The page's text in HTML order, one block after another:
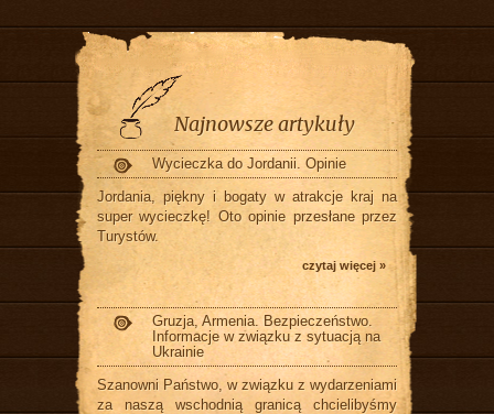
Najnowsze artykuły
Wycieczka do Jordanii. Opinie
Jordania, piękny i bogaty w atrakcje kraj na
super wycieczkę! Oto opinie przesłane przez
Turystów.
czytaj więcej »
Gruzja, Armenia. Bezpieczeństwo.
Informacje w związku z sytuacją na
Ukrainie
Szanowni Państwo, w związku z wydarzeniami
za naszą wschodnią granicą chcielibyśmy